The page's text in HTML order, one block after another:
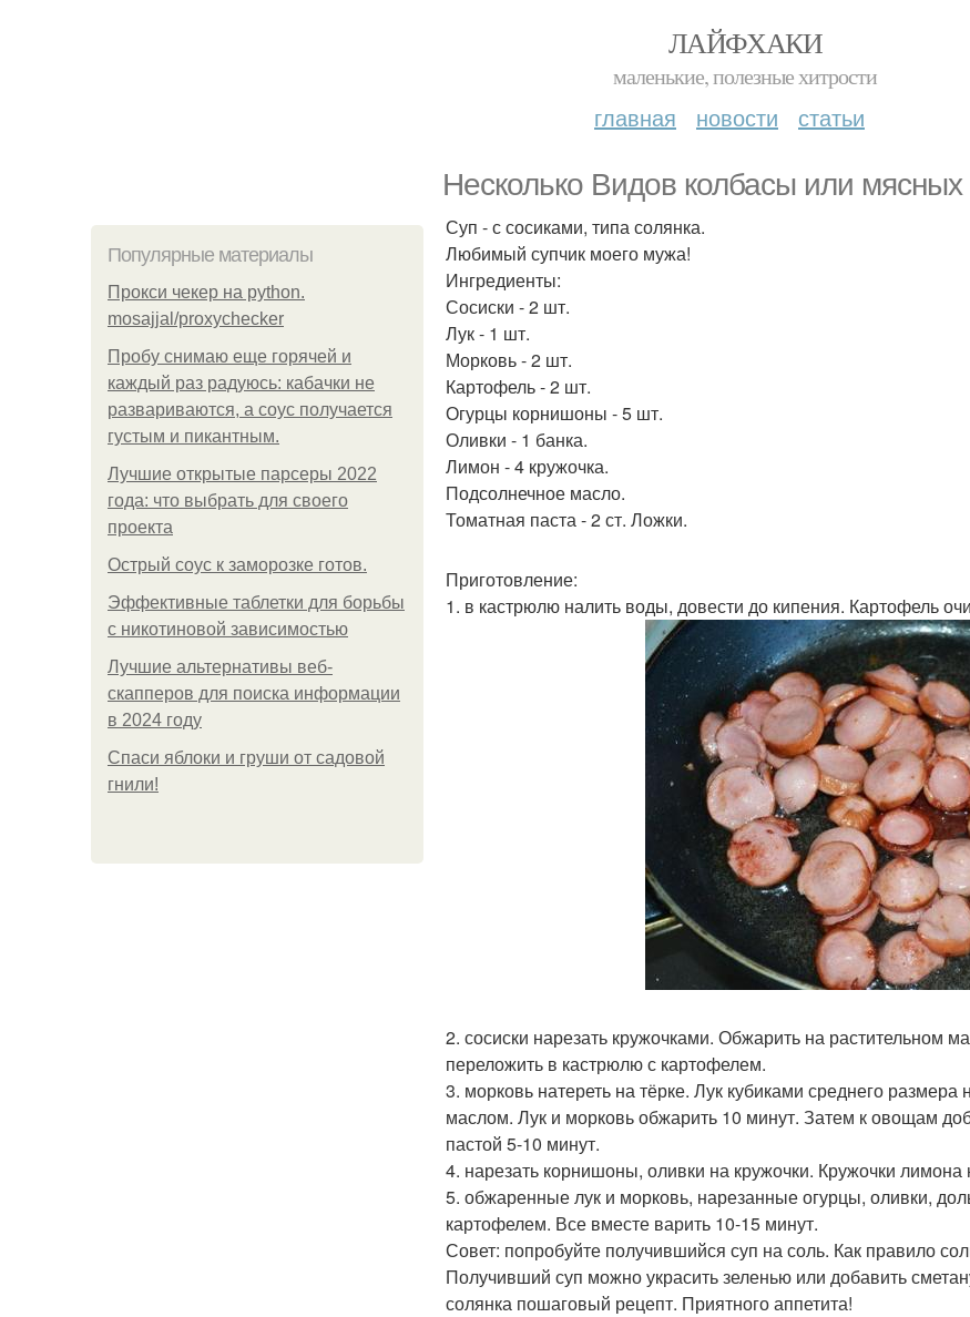
ЛАЙФХАКИ
маленькие, полезные хитрости
главная новости статьи
Несколько Видов колбасы или
Популярные материалы
Прокси чекер на python.
mosajjal/proxychecker
Пробу снимаю еще горячей и
каждый раз радуюсь: кабачки не
развариваются, а соус получается
густым и пикантным.
Лучшие открытые парсеры 2022
года: что выбрать для своего
проекта
Острый соус к заморозке готов.
Эффективные таблетки для борьбы
с никотиновой зависимостью
Лучшие альтернативы веб-
скапперов для поиска информации
в 2024 году
Спаси яблоки и груши от садовой
гнили!
Суп - с сосиками, типа солянка.
Любимый супчик моего мужа!
Ингредиенты:
Сосиски - 2 шт.
Лук - 1 шт.
Морковь - 2 шт.
Картофель - 2 шт.
Огурцы корнишоны - 5 шт.
Оливки - 1 банка.
Лимон - 4 кружочка.
Подсолнечное масло.
Томатная паста - 2 ст. Ложки.
Приготовление:
1. в кастрюлю налить воды, довести до кипения. Картофель
2. сосиски нарезать кружочками. Обжарить на растительном
переложить в кастрюлю с картофелем.
3. морковь натереть на тёрке. Лук кубиками среднего
маслом. Лук и морковь обжарить 10 минут. Затем к овощам
пастой 5-10 минут.
4. нарезать корнишоны, оливки на кружочки. Кружочки лимона
5. обжаренные лук и морковь, нарезанные огурцы, оливки,
картофелем. Все вместе варить 10-15 минут.
Совет: попробуйте получившийся суп на соль. Как правило
Получивший суп можно украсить зеленью или добавить
солянка пошаговый рецепт. Приятного аппетита!